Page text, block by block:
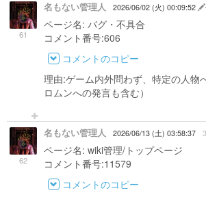
61
名もない管理人 2026/06/02 (火) 00:09:52
ページ名: バグ・不具合
コメント番号:606
コメントのコピー
理由:ゲーム内外問わず、特定の人物
ロムンへの発言も含む）
62
名もない管理人 2026/06/13 (土) 03:58:37
ページ名: wiki管理/トップページ
コメント番号:11579
コメントのコピー